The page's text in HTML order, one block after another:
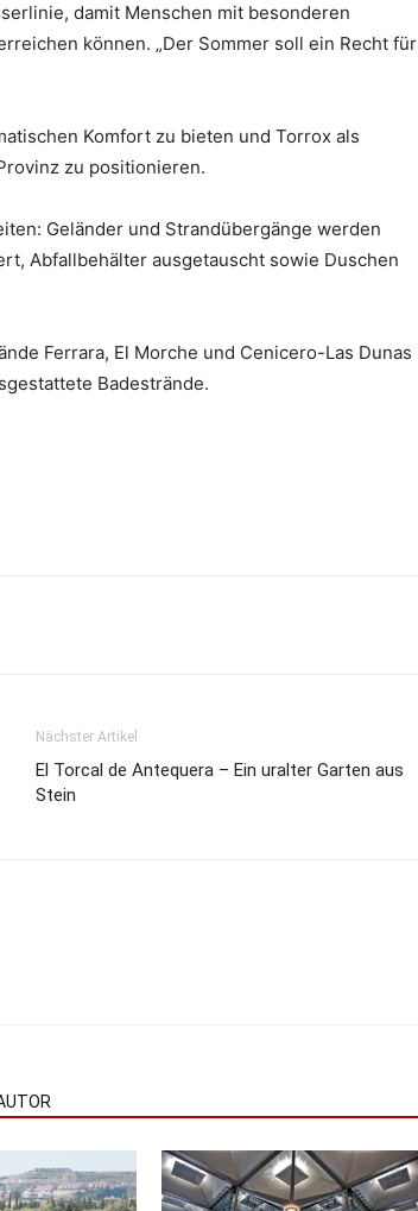
damit Menschen mit besonderen
können. „Der Sommer soll ein Recht für
Komfort zu bieten und Torrox als
zu positionieren.
Geländer und Strandübergänge werden
Abfallbehälter ausgetauscht sowie Duschen
Ferrara, El Morche und Cenicero-Las Dunas
Badestrände.
Nächster Artikel
El Torcal de Antequera – Ein uralter Garten aus
Stein